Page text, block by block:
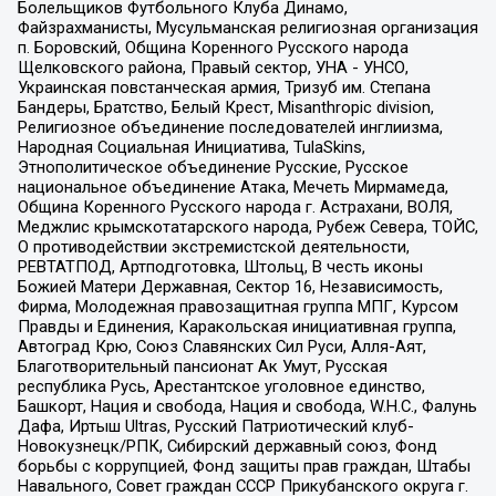
Болельщиков Футбольного Клуба Динамо,
Файзрахманисты, Мусульманская религиозная организация
п. Боровский, Община Коренного Русского народа
Щелковского района, Правый сектор, УНА - УНСО,
Украинская повстанческая армия, Тризуб им. Степана
Бандеры, Братство, Белый Крест, Misanthropic division,
Религиозное объединение последователей инглиизма,
Народная Социальная Инициатива, TulaSkins,
Этнополитическое объединение Русские, Русское
национальное объединение Атака, Мечеть Мирмамеда,
Община Коренного Русского народа г. Астрахани, ВОЛЯ,
Меджлис крымскотатарского народа, Рубеж Севера, ТОЙС,
О противодействии экстремистской деятельности,
РЕВТАТПОД, Артподготовка, Штольц, В честь иконы
Божией Матери Державная, Сектор 16, Независимость,
Фирма, Молодежная правозащитная группа МПГ, Курсом
Правды и Единения, Каракольская инициативная группа,
Автоград Крю, Союз Славянских Сил Руси, Алля-Аят,
Благотворительный пансионат Ак Умут, Русская
республика Русь, Арестантское уголовное единство,
Башкорт, Нация и свобода, Нация и свобода, W.H.С., Фалунь
Дафа, Иртыш Ultras, Русский Патриотический клуб-
Новокузнецк/РПК, Сибирский державный союз, Фонд
борьбы с коррупцией, Фонд защиты прав граждан, Штабы
Навального, Совет граждан СССР Прикубанского округа г.